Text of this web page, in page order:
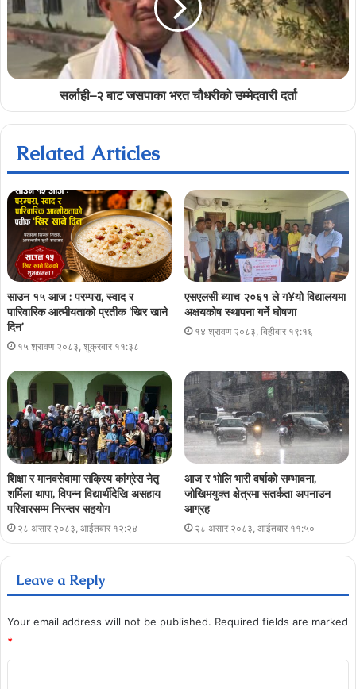
सर्लाही–२ बाट जसपाका भरत चौधरीको उम्मेदवारी दर्ता
Related Articles
साउन १५ आज : परम्परा, स्वाद र
पारिवारिक आत्मीयताको प्रतीक ‘खिर खाने
दिन’
१५ श्रावण २०८३, शुक्रबार ११:३८
एसएलसी ब्याच २०६१ ले ग¥यो विद्यालयमा
अक्षयकोष स्थापना गर्ने घोषणा
१४ श्रावण २०८३, बिहीबार १९:१६
शिक्षा र मानवसेवामा सक्रिय कांग्रेस नेतृ
शर्मिला थापा, विपन्न विद्यार्थीदेखि असहाय
परिवारसम्म निरन्तर सहयोग
२८ असार २०८३, आईतवार १२:२४
आज र भोलि भारी वर्षाको सम्भावना,
जोखिमयुक्त क्षेत्रमा सतर्कता अपनाउन
आग्रह
२८ असार २०८३, आईतवार ११:५०
Leave a Reply
Your email address will not be published. Required fields are marked
*